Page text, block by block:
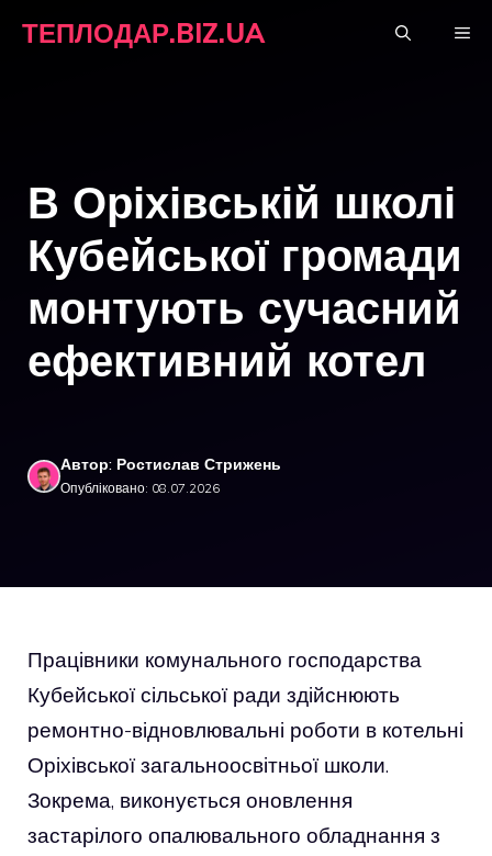
ТЕПЛОДАР.BIZ.UA
В Оріхівській школі
Кубейської громади
монтують сучасний
ефективний котел
Автор: Ростислав Стрижень
Опубліковано: 08.07.2026
Працівники комунального господарства
Кубейської сільської ради здійснюють
ремонтно-відновлювальні роботи в котельні
Оріхівської загальноосвітньої школи.
Зокрема, виконується оновлення
застарілого опалювального обладнання з